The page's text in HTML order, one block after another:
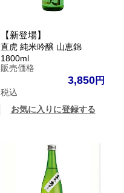
【新登場】
直虎 純米吟醸 山恵錦
1800ml
販売価格
3,850
税込
お気に入りに登録する